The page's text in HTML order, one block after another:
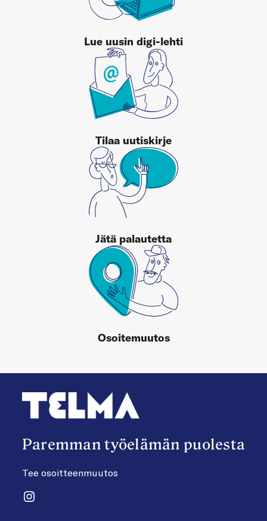
Lue uusin digi-lehti
Tilaa uutiskirje
Jätä palautetta
Osoitemuutos
Paremman työelämän puolesta
Tee osoitteenmuutos
Instagram